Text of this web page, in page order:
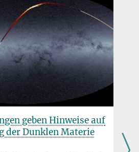
geben Hinweise auf
der Dunklen Materie